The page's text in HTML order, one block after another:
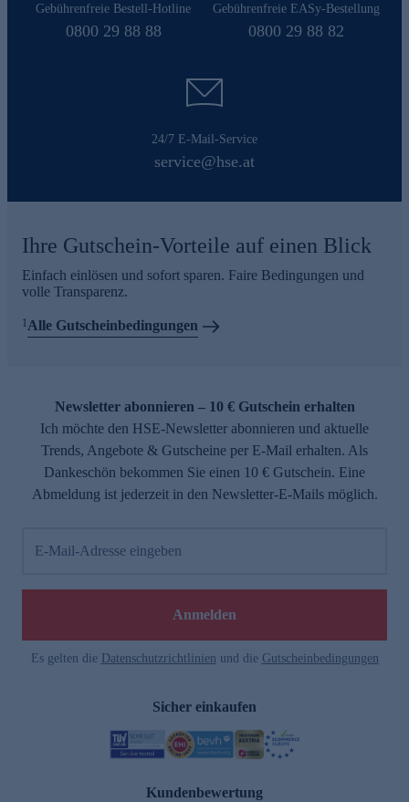
Gebührenfreie Bestell-Hotline
0800 29 88 88
Gebührenfreie EASy-Bestellung
0800 29 88 82
24/7 E-Mail-Service
service@hse.at
Ihre Gutschein-Vorteile auf einen Blick
Einfach einlösen und sofort sparen. Faire Bedingungen und
volle Transparenz.
1 Alle Gutscheinbedingungen
Newsletter abonnieren – 10 € Gutschein erhalten
Ich möchte den HSE-Newsletter abonnieren und aktuelle
Trends, Angebote & Gutscheine per E-Mail erhalten. Als
Dankeschön bekommen Sie einen 10 € Gutschein. Eine
Abmeldung ist jederzeit in den Newsletter-E-Mails möglich.
E-Mail-Adresse eingeben
Anmelden
Es gelten die Datenschutzrichtlinien und die Gutscheinbedingungen
Sicher einkaufen
Kundenbewertung